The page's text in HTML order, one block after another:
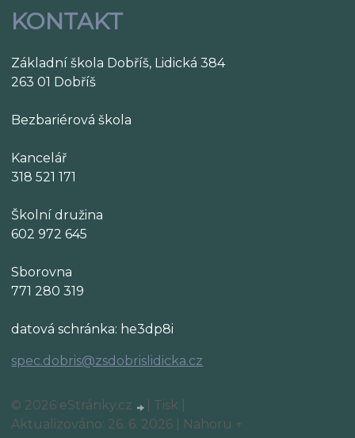
KONTAKT
Základní škola Dobříš, Lidická 384
263 01 Dobříš
Bezbariérová škola
Kancelář
318 521 171
Školní družina
602 972 645
Sborovna
771 280 319
datová schránka: he3dp8i
spec.dobris@zsdobrislidicka.cz
© 2026 eStránky.cz Tisk
Aktualizováno: 26. 6. 2026
Nahoru ↑